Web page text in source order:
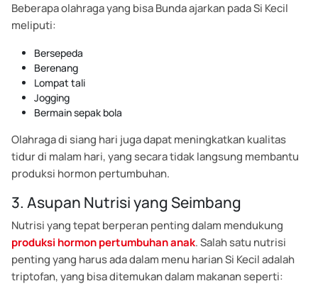
Beberapa olahraga yang bisa Bunda ajarkan pada Si Kecil
meliputi:
Bersepeda
Berenang
Lompat tali
Jogging
Bermain sepak bola
Olahraga di siang hari juga dapat meningkatkan kualitas
tidur di malam hari, yang secara tidak langsung membantu
produksi hormon pertumbuhan.
3. Asupan Nutrisi yang Seimbang
Nutrisi yang tepat berperan penting dalam mendukung
produksi hormon pertumbuhan anak. Salah satu nutrisi
penting yang harus ada dalam menu harian Si Kecil adalah
triptofan, yang bisa ditemukan dalam makanan seperti: